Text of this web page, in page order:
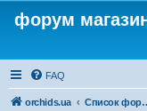
форум
FAQ
orchids.ua